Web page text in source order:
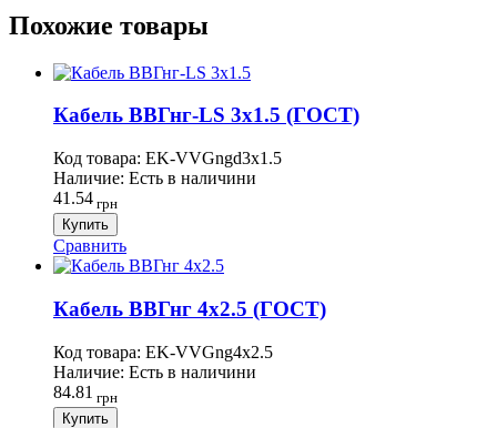
Похожие товары
Кабель ВВГнг-LS 3х1.5 (ГОСТ)
Код товара: EK-VVGngd3х1.5
Наличие: Есть в наличини
41.54 грн
Купить
Сравнить
Кабель ВВГнг 4х2.5 (ГОСТ)
Код товара: EK-VVGng4х2.5
Наличие: Есть в наличини
84.81 грн
Купить